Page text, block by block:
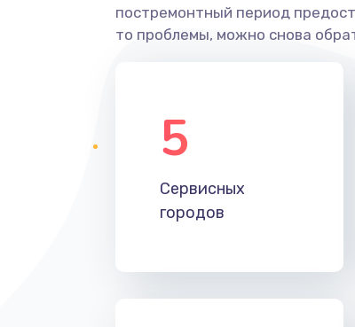
постремонтный период
то проблемы, можно снова
5
Сервисных
городов